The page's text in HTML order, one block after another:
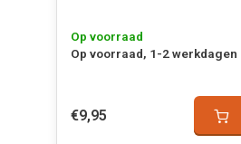
Op voorraad
Op voorraad, 1-2 werkdagen
€9,95